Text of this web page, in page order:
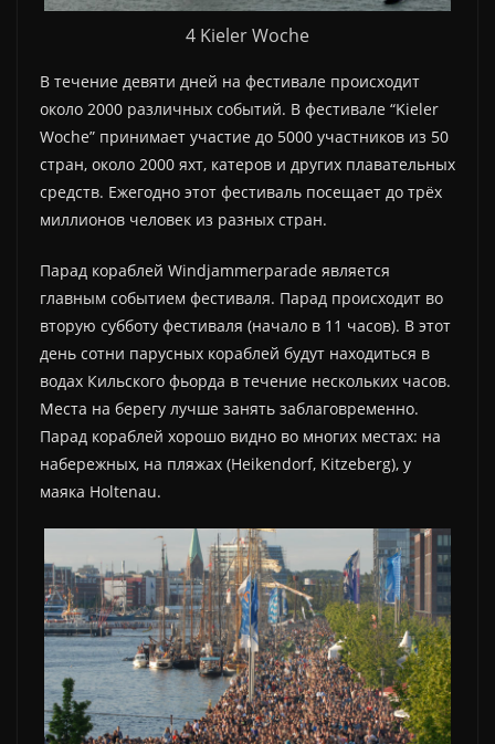
4 Kieler Woche
В течение девяти дней на фестивале происходит
около 2000 различных событий. В фестивале “Kieler
Woche” принимает участие до 5000 участников из 50
стран, около 2000 яхт, катеров и других плавательных
средств. Ежегодно этот фестиваль посещает до трёх
миллионов человек из разных стран.
Парад кораблей Windjammerparade является
главным событием фестиваля. Парад происходит во
вторую субботу фестиваля (начало в 11 часов). В этот
день сотни парусных кораблей будут находиться в
водах Кильского фьорда в течение нескольких часов.
Места на берегу лучше занять заблаговременно.
Парад кораблей хорошо видно во многих местах: на
набережных, на пляжах (Heikendorf, Kitzeberg), у
маяка Holtenau.